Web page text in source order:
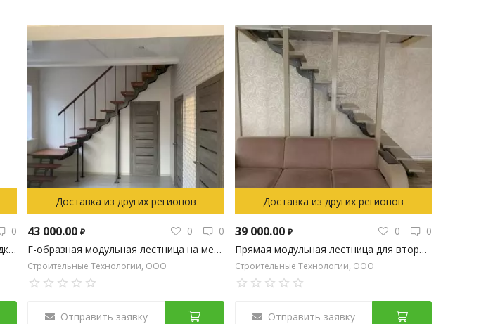
0
П-образная лестница с одной площадкой на металлокаркасе
Доставка из других регионов
43 000.00 ₽ 0
0
Г-образная модульная лестница на металлокаркасе
Строительные Технологии, ООО
Отправить заявку
Доставка из других регионов
39 000.00 ₽ 0
0
Прямая модульная лестница для второго этажа на металлокаркасе
Строительные Технологии, ООО
Отправить заявку